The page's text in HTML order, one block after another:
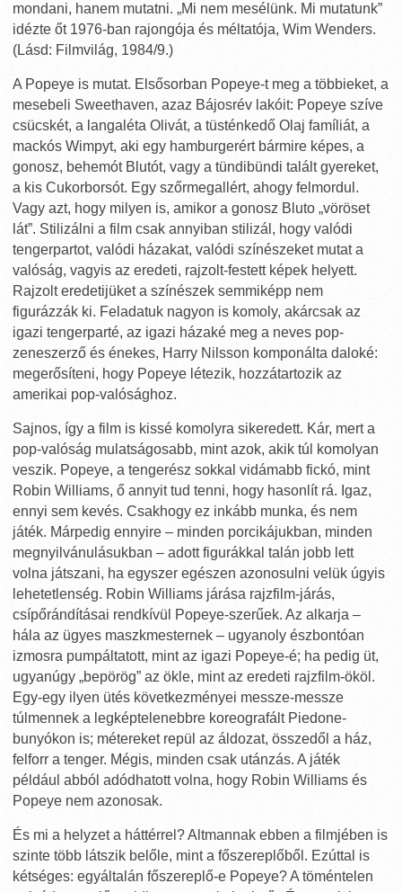
mondani, hanem mutatni. „Mi nem mesélünk. Mi mutatunk”
idézte őt 1976-ban rajongója és méltatója, Wim Wenders.
(Lásd: Filmvilág, 1984/9.)
A Popeye is mutat. Elsősorban Popeye-t meg a többieket, a
mesebeli Sweethaven, azaz Bájosrév lakóit: Popeye szíve
csücskét, a langaléta Olivát, a tüsténkedő Olaj famíliát, a
mackós Wimpyt, aki egy hamburgerért bármire képes, a
gonosz, behemót Blutót, vagy a tündibündi talált gyereket,
a kis Cukorborsót. Egy szőrmegallért, ahogy felmordul.
Vagy azt, hogy milyen is, amikor a gonosz Bluto „vöröset
lát”. Stilizálni a film csak annyiban stilizál, hogy valódi
tengerpartot, valódi házakat, valódi színészeket mutat a
valóság, vagyis az eredeti, rajzolt-festett képek helyett.
Rajzolt eredetijüket a színészek semmiképp nem
figurázzák ki. Feladatuk nagyon is komoly, akárcsak az
igazi tengerparté, az igazi házaké meg a neves pop-
zeneszerző és énekes, Harry Nilsson komponálta daloké:
megerősíteni, hogy Popeye létezik, hozzátartozik az
amerikai pop-valósághoz.
Sajnos, így a film is kissé komolyra sikeredett. Kár, mert a
pop-valóság mulatságosabb, mint azok, akik túl komolyan
veszik. Popeye, a tengerész sokkal vidámabb fickó, mint
Robin Williams, ő annyit tud tenni, hogy hasonlít rá. Igaz,
ennyi sem kevés. Csakhogy ez inkább munka, és nem
játék. Márpedig ennyire – minden porcikájukban, minden
megnyilvánulásukban – adott figurákkal talán jobb lett
volna játszani, ha egyszer egészen azonosulni velük úgyis
lehetetlenség. Robin Williams járása rajzfilm-járás,
csípőrándításai rendkívül Popeye-szerűek. Az alkarja –
hála az ügyes maszkmesternek – ugyanoly észbontóan
izmosra pumpáltatott, mint az igazi Popeye-é; ha pedig üt,
ugyanúgy „bepörög” az ökle, mint az eredeti rajzfilm-ököl.
Egy-egy ilyen ütés következményei messze-messze
túlmennek a legképtelenebbre koreografált Piedone-
bunyókon is; métereket repül az áldozat, összedől a ház,
felforr a tenger. Mégis, minden csak utánzás. A játék
például abból adódhatott volna, hogy Robin Williams és
Popeye nem azonosak.
És mi a helyzet a háttérrel? Altmannak ebben a filmjében is
szinte több látszik belőle, mint a főszereplőből. Ezúttal is
kétséges: egyáltalán főszereplő-e Popeye? A töméntelen